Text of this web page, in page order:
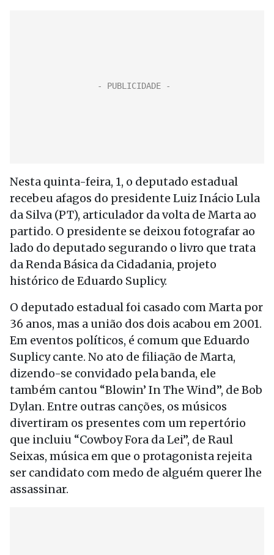
Nesta quinta-feira, 1, o deputado estadual
recebeu afagos do presidente Luiz Inácio Lula
da Silva (PT), articulador da volta de Marta ao
partido. O presidente se deixou fotografar ao
lado do deputado segurando o livro que trata
da Renda Básica da Cidadania, projeto
histórico de Eduardo Suplicy.
O deputado estadual foi casado com Marta por
36 anos, mas a união dos dois acabou em 2001.
Em eventos políticos, é comum que Eduardo
Suplicy cante. No ato de filiação de Marta,
dizendo-se convidado pela banda, ele
também cantou “Blowin’ In The Wind”, de Bob
Dylan. Entre outras canções, os músicos
divertiram os presentes com um repertório
que incluiu “Cowboy Fora da Lei”, de Raul
Seixas, música em que o protagonista rejeita
ser candidato com medo de alguém querer lhe
assassinar.